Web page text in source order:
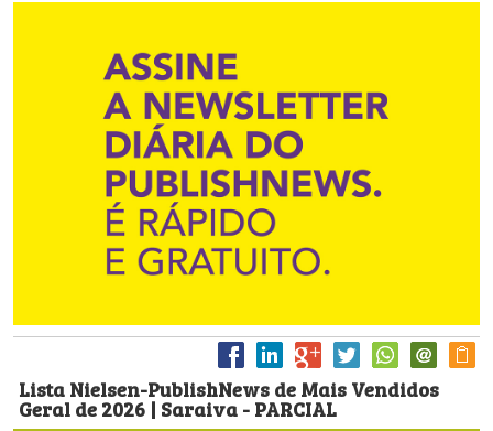
Lista Nielsen-PublishNews de Mais Vendidos
Geral de 2026 | Saraiva - PARCIAL